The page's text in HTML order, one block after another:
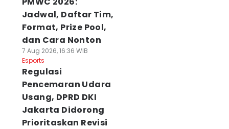
Jadwal, Daftar Tim,
Format, Prize Pool,
dan Cara Nonton
7 Aug 2026, 16:36 WIB
Esports
Regulasi
Pencemaran Udara
Usang, DPRD DKI
Jakarta Didorong
Prioritaskan Revisi